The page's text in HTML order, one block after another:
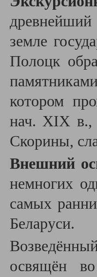
земле
Полоцк
котором
нач. XIX в.,
Скорины,
Внешний
немногих
самых
Беларуси.
освящён